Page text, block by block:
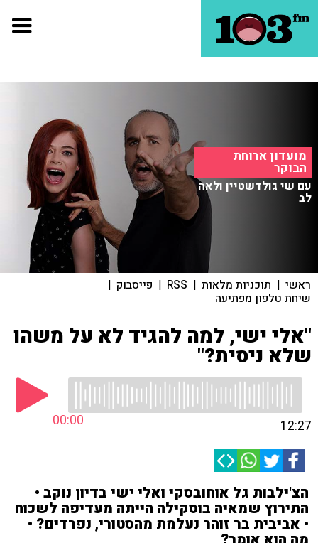
מועדון ארוחת
הבוקר
עם שי גולדשטיין ולאה
לב
ראשי | תוכניות מלאות |
RSS
| פייסבוק |
שיחת טלפון מפתיעה
"אלי ישי, למה להגיד לא על משהו
שלא ניסית?"
00:00 12:27
הצ'ילבות גל אוחובסקי ואלי ישי בדיון נוקב •
התירוץ שמאיה בוסקילה הייתה מעדיפה לשכוח
• אביבית בר זוהר נעלמת מהסטורי, נפרדים? •